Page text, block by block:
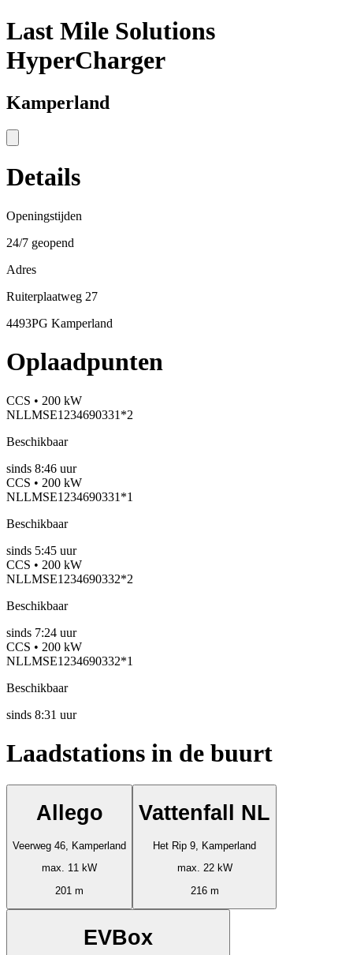
Last Mile Solutions
HyperCharger
Kamperland
Details
Openingstijden
24/7 geopend
Adres
Ruiterplaatweg 27
4493PG Kamperland
Oplaadpunten
CCS • 200 kW
NLLMSE1234690331*2
Beschikbaar
sinds 8:46 uur
CCS • 200 kW
NLLMSE1234690331*1
Beschikbaar
sinds 5:45 uur
CCS • 200 kW
NLLMSE1234690332*2
Beschikbaar
sinds 7:24 uur
CCS • 200 kW
NLLMSE1234690332*1
Beschikbaar
sinds 8:31 uur
Laadstations in de buurt
Allego
Veerweg 46, Kamperland
max. 11 kW
201 m
Vattenfall NL
Het Rip 9, Kamperland
max. 22 kW
216 m
EVBox